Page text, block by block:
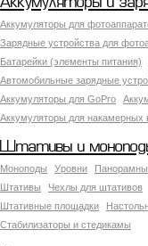
Аккумуляторы и
Аккумуляторы для
Зарядные устройства для
Батарейки (элементы питания)
Автомобильные зарядные
Аккумуляторы для GoPro
Аккумуляторы для накамерных
Штативы и
Моноподы Уровни
Штативы
Чехлы для штативов
Штативные площадки
Стабилизаторы и стедикамы